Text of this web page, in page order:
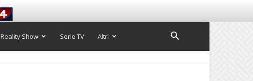
Reality Show Serie TV Altri